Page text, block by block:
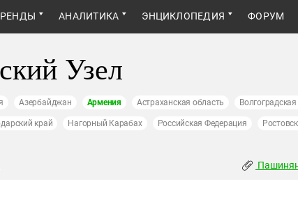
АНАЛИТИКА ЭНЦИКЛОПЕДИЯ ФОРУМ
Узел
Азербайджан Армения Астраханская область
край Нагорный Карабах Российская Федерация